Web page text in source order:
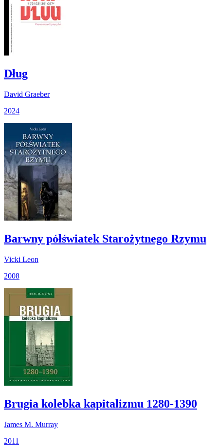
Dług
David Graeber
2024
Barwny półświatek Starożytnego Rzymu
Vicki Leon
2008
Brugia kolebka kapitalizmu 1280-1390
James M. Murray
2011